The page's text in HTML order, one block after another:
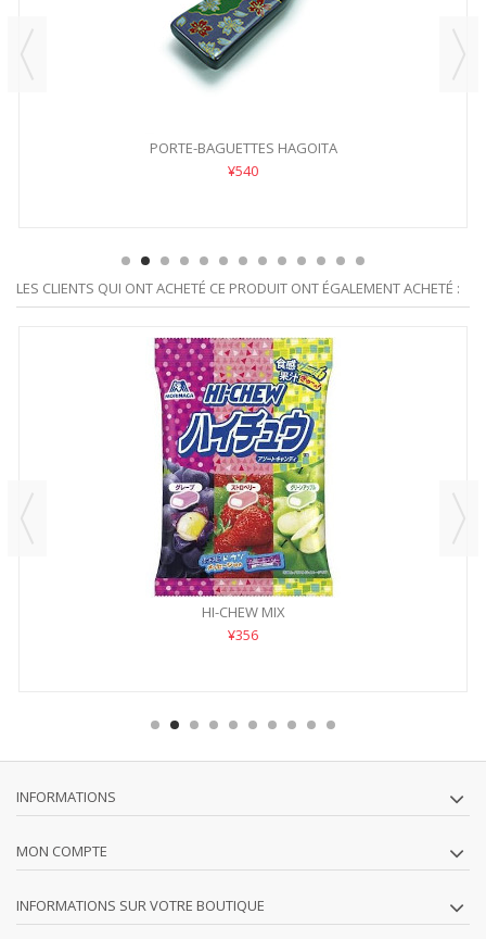
PORTE-BAGUETTES HAGOITA
¥540
LES CLIENTS QUI ONT ACHETÉ CE PRODUIT ONT ÉGALEMENT ACHETÉ :
HI-CHEW MIX
¥356
INFORMATIONS
MON COMPTE
INFORMATIONS SUR VOTRE BOUTIQUE